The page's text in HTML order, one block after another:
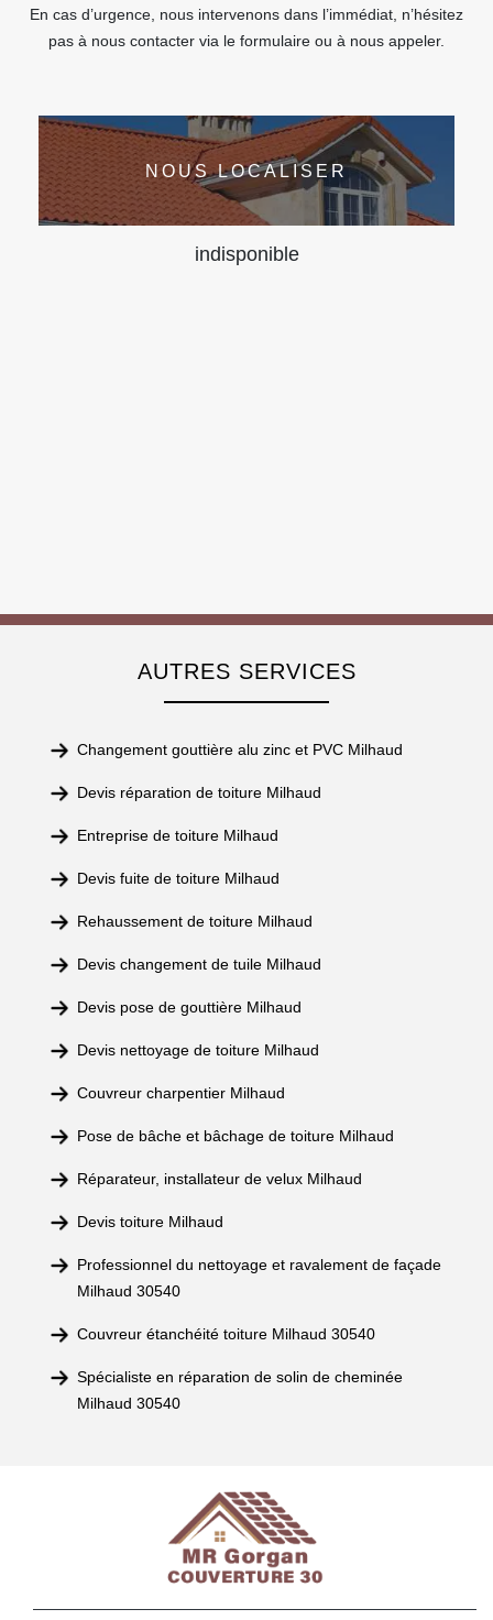
En cas d’urgence, nous intervenons dans l’immédiat, n’hésitez
pas à nous contacter via le formulaire ou à nous appeler.
NOUS LOCALISER
indisponible
AUTRES SERVICES
Changement gouttière alu zinc et PVC Milhaud
Devis réparation de toiture Milhaud
Entreprise de toiture Milhaud
Devis fuite de toiture Milhaud
Rehaussement de toiture Milhaud
Devis changement de tuile Milhaud
Devis pose de gouttière Milhaud
Devis nettoyage de toiture Milhaud
Couvreur charpentier Milhaud
Pose de bâche et bâchage de toiture Milhaud
Réparateur, installateur de velux Milhaud
Devis toiture Milhaud
Professionnel du nettoyage et ravalement de façade
Milhaud 30540
Couvreur étanchéité toiture Milhaud 30540
Spécialiste en réparation de solin de cheminée
Milhaud 30540